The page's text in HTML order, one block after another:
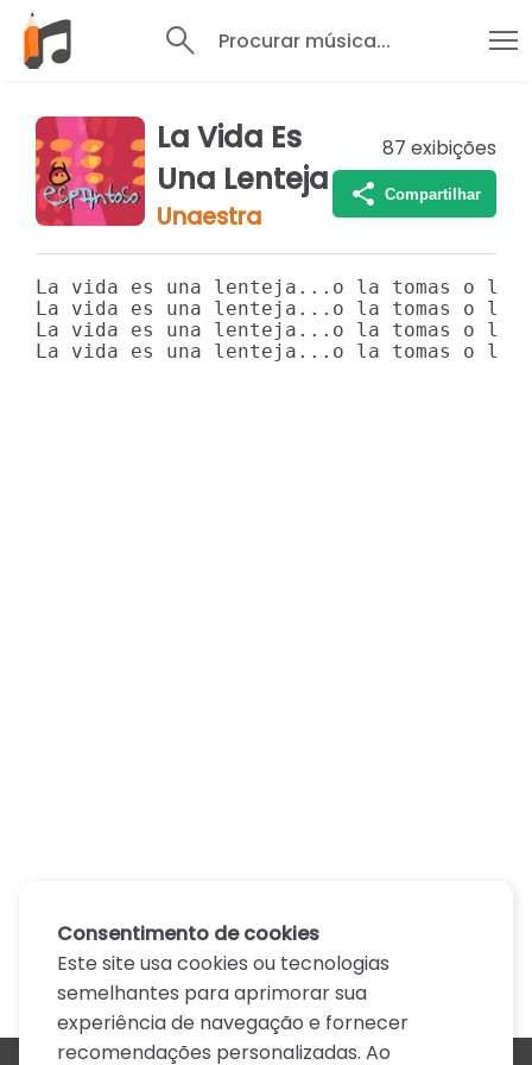
Procurar música...
La Vida Es
Una Lenteja
Unaestra
87 exibições
Compartilhar
La vida es una lenteja...o la tomas o la
La vida es una lenteja...o la tomas o la
La vida es una lenteja...o la tomas o la
La vida es una lenteja...o la tomas o la
Consentimento de cookies
Este site usa cookies ou tecnologias
semelhantes para aprimorar sua
experiência de navegação e fornecer
recomendações personalizadas. Ao